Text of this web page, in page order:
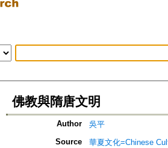
佛教與隋唐文明
Author
吳平
Source
華夏文化=Chinese